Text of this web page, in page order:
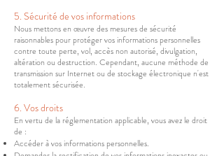
5. Sécurité de vos informations
Nous mettons en œuvre des mesures de sécurité
raisonnables pour protéger vos informations personnelles
contre toute perte, vol, accès non autorisé, divulgation,
altération ou destruction. Cependant, aucune méthode de
transmission sur Internet ou de stockage électronique n'est
totalement sécurisée.
6. Vos droits
En vertu de la réglementation applicable, vous avez le droit
de :
Accéder à vos informations personnelles.